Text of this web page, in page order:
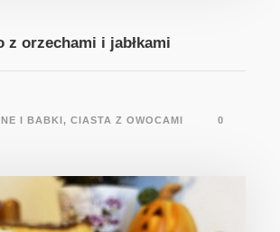
z orzechami i jabłkami
I BABKI, CIASTA Z OWOCAMI 0